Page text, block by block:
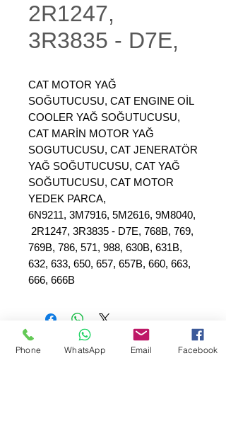
2R1247,
3R3835 - D7E,
CAT MOTOR YAĞ
SOĞUTUCUSU, CAT ENGINE OİL
COOLER YAĞ SOĞUTUCUSU,
CAT MARİN MOTOR YAĞ
SOGUTUCUSU, CAT JENERATÖR
YAĞ SOĞUTUCUSU, CAT YAĞ
SOĞUTUCUSU, CAT MOTOR
YEDEK PARCA,
6N9211, 3M7916, 5M2616, 9M8040,
2R1247, 3R3835 - D7E, 768B, 769,
769B, 786, 571, 988, 630B, 631B,
632, 633, 650, 657, 657B, 660, 663,
666, 666B
Phone WhatsApp Email Facebook